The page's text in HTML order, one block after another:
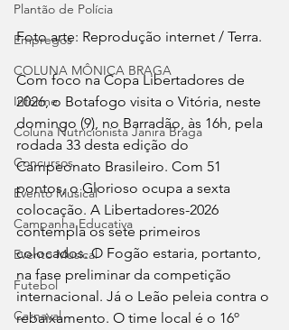
Plantão de Polícia
Empregos
COLUNA MÔNICA BRAGA
Informe
Coluna Nutricionista Janira Braga
Concursos
Evento Musical
Campanha Educativa
Evento Musical
Futebol
Carnaval
Foto arte: Reprodução internet / Terra.
Com foco na Copa Libertadores de
2026, o Botafogo visita o Vitória, neste
domingo (9), no Barradão, às 16h, pela
rodada 33 desta edição do
Campeonato Brasileiro. Com 51
pontos, o Glorioso ocupa a sexta
colocação. A Libertadores-2026
contempla os sete primeiros
colocados. O Fogão estaria, portanto,
na fase preliminar da competição
internacional. Já o Leão peleia contra o
rebaixamento. O time local é o 16º